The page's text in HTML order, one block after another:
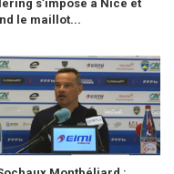
s’impose à Nice et
le maillot...